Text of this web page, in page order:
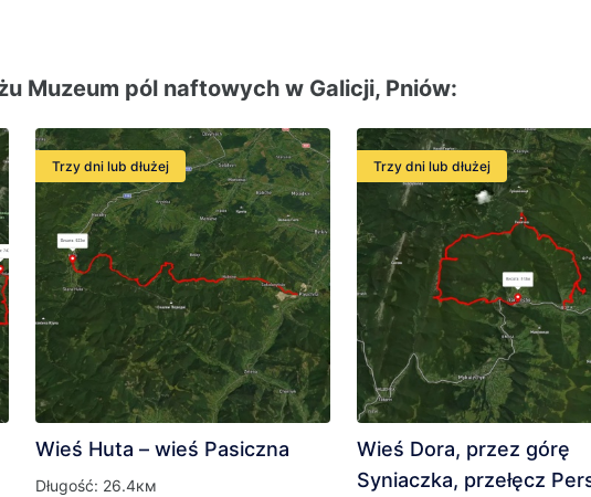
Muzeum pól naftowych w Galicji, Pniów:
Trzy dni lub dłużej
Wieś Huta – wieś Pasiczna
Długość: 26.4км
Trzy dni lub dłużej
Wieś Dora, przez górę
Syniaczka, przełęcz